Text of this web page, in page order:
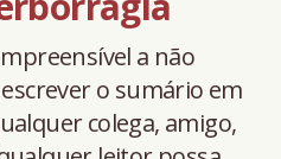
a não
o sumário em
colega, amigo,